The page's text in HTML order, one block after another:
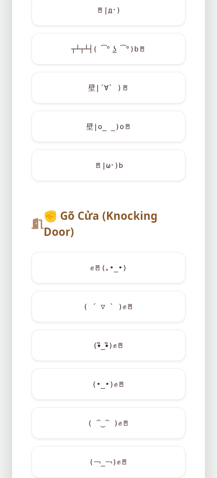
🚪 |д･)
┬┴┬┴┤( ͡° ͜ʖ ͡°)b 🚪
壁|´∀` ) 🚪
壁|o_ _)o 🚪
🚪 |ω･)b
✊ Gõ Cửa (Knocking
Door)
✊🚪 (｡•_•)
( ´ ▽ ` )✊🚪
(•ิ_•ิ)✊🚪
(•_•)✊🚪
( ⁀‿⁀ )✊🚪
(￢_￢)✊🚪